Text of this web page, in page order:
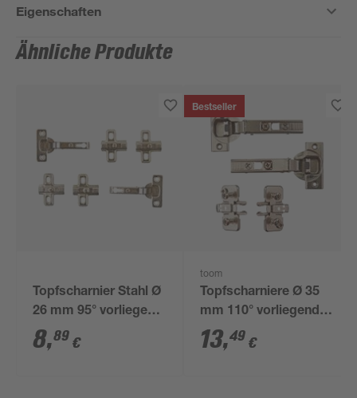
Eigenschaften
Ähnliche Produkte
Topfscharnier Stahl Ø
26 mm 95° vorliegend
2 Stück
8,89 €
Bestseller
toom
Topfscharniere Ø 35
mm 110° vorliegender
Anschlag 2 Stück
13,49 €